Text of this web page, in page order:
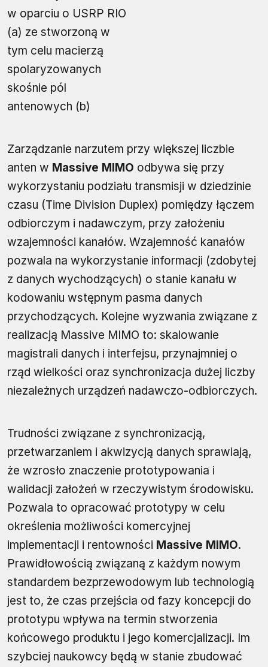
w oparciu o USRP RIO
(a) ze stworzoną w
tym celu macierzą
spolaryzowanych
skośnie pól
antenowych (b)
Zarządzanie narzutem przy większej liczbie
anten w Massive MIMO odbywa się przy
wykorzystaniu podziału transmisji w dziedzinie
czasu (Time Division Duplex) pomiędzy łączem
odbiorczym i nadawczym, przy założeniu
wzajemności kanałów. Wzajemność kanałów
pozwala na wykorzystanie informacji (zdobytej
z danych wychodzących) o stanie kanału w
kodowaniu wstępnym pasma danych
przychodzących. Kolejne wyzwania związane z
realizacją Massive MIMO to: skalowanie
magistrali danych i interfejsu, przynajmniej o
rząd wielkości oraz synchronizacja dużej liczby
niezależnych urządzeń nadawczo-odbiorczych.
Trudności związane z synchronizacją,
przetwarzaniem i akwizycją danych sprawiają,
że wzrosło znaczenie prototypowania i
walidacji założeń w rzeczywistym środowisku.
Pozwala to opracować prototypy w celu
określenia możliwości komercyjnej
implementacji i rentowności Massive MIMO.
Prawidłowością związaną z każdym nowym
standardem bezprzewodowym lub technologią
jest to, że czas przejścia od fazy koncepcji do
prototypu wpływa na termin stworzenia
końcowego produktu i jego komercjalizacji. Im
szybciej naukowcy będą w stanie zbudować